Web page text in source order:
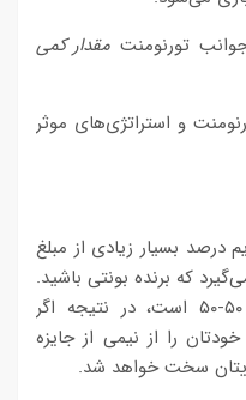
تورنومنت مقدار کمی
و استراتژی‌های موثر
بسیار زیادی از مبلغ
که برنده بونتی باشید.
تقسیم‌بندی جایزه در این حالت ۵۰-۵۰ است، در نتیجه اگر
را از نیمی از جایزه
سخت خواهد شد.